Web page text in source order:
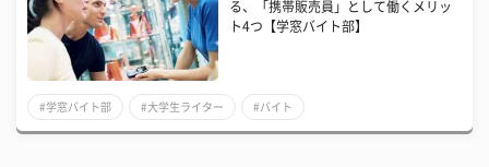
る、「携帯販売員」として働くメリッ
ト4つ【学窓バイト部】
#学窓バイト部 #大学生ライター #バイト